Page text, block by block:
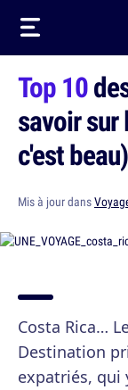
Top 10
savoir sur
c'est beau)
Mis à jour dans
Costa Rica…
Destination
expatriés, qui